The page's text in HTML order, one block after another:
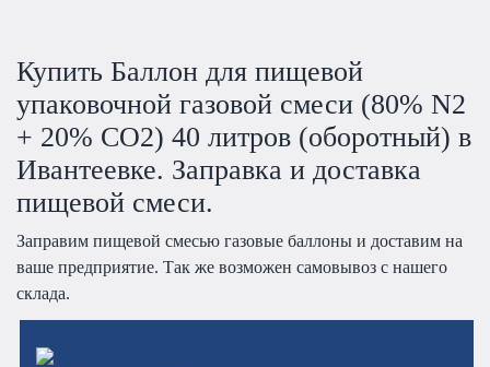
Купить Баллон для пищевой
упаковочной газовой смеси (80% N2
+ 20% CO2) 40 литров (оборотный) в
Ивантеевке. Заправка и доставка
пищевой смеси.
Заправим пищевой смесью газовые баллоны и доставим на
ваше предприятие. Так же возможен самовывоз с нашего
склада.